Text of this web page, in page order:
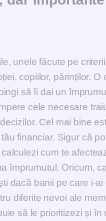
unele făcute pe criterii
copiilor, părinților. O
să îi dai un
cele necesare
Cel mai bine
financiar. Sigur că
cum te
împrumutul. Oricum,
dacă banii pe care i-ai
diferite nevoi ale
să le prioritizezi și în